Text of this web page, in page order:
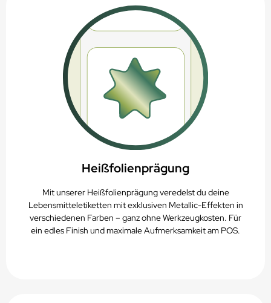
Heißfolienprägung
Mit unserer Heißfolienprägung veredelst du deine
Lebensmitteletiketten mit exklusiven Metallic-Effekten in
verschiedenen Farben – ganz ohne Werkzeugkosten. Für
ein edles Finish und maximale Aufmerksamkeit am POS.